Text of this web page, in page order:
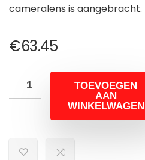
cameralens is aangebracht.
€63.45
TOEVOEGEN
AAN
WINKELWAGEN